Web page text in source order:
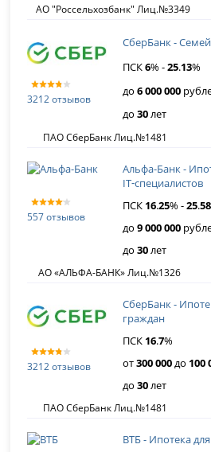
АО "Россельхозбанк" Лиц.№3349
3212 отзывов
СберБанк -
ПСК6% -25.13%
до6 000 000
до30лет
ПАО СберБанк Лиц.№1481
557 отзывов
Альфа-Банк -
IT‑специалистов
ПСК 16.25% -25.58
до9 000 000
до30лет
АО «АЛЬФА-БАНК» Лиц.№1326
3212 отзывов
СберБанк -
граждан
ПСК 16.7%
от300 000до 100
до30лет
ПАО СберБанк Лиц.№1481
ВТБ - Ипотека